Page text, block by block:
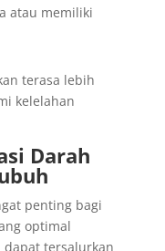
atau memiliki
terasa lebih
kelelahan
Darah
penting bagi
optimal
dapat tersalurkan